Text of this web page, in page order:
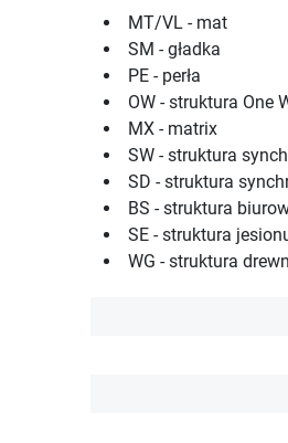
MT/VL - mat
SM - gładka
PE - perła
OW - struktura One
MX - matrix
SW - struktura
SD - struktura
BS - struktura
SE - struktura
WG - struktura